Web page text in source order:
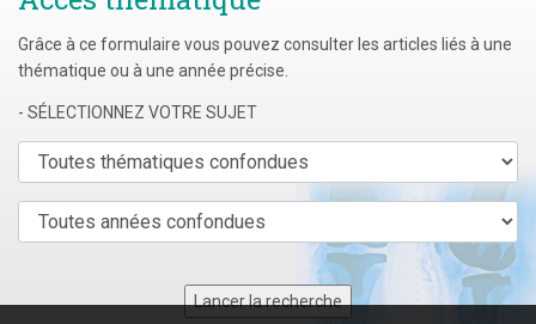
Grâce à ce formulaire vous pouvez consulter les articles liés à une
thématique ou à une année précise.
- SÉLECTIONNEZ VOTRE SUJET